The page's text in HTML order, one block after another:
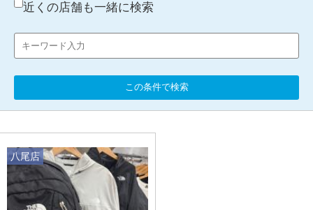
近くの店舗も一緒に検索
この条件で検索
八尾店